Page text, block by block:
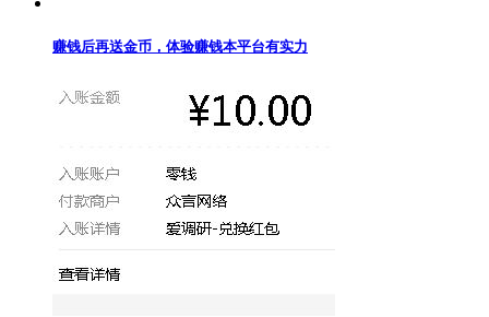
赚钱后再送金币，体验赚钱本平台有实力